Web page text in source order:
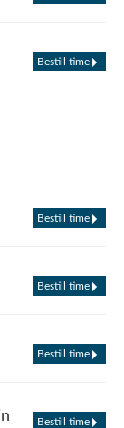
Bestill time
Bestill time
Bestill time
Bestill time
Bestill time